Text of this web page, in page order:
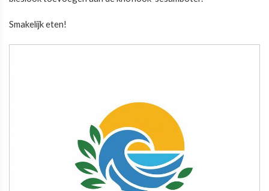
Smakelijk eten!